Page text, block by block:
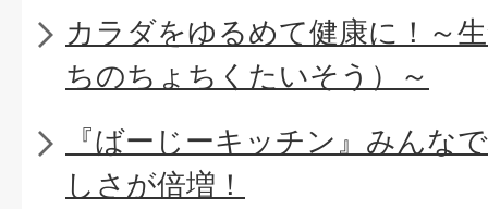
カラダをゆるめて健康に！～
ちのちょちくたいそう）～
『ばーじーキッチン』みんな
しさが倍増！